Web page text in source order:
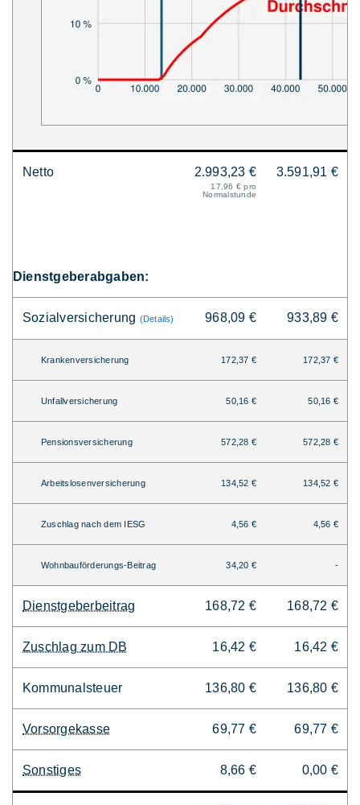
Netto 2.993,23 €
17,96 € pro
Normalstunde
3.591,91 €
Dienstgeberabgaben:
Sozialversicherung (Details) 968,09 € 933,89 €
Krankenversicherung 172,37 € 172,37 €
Unfallversicherung 50,16 € 50,16 €
Pensionsversicherung 572,28 € 572,28 €
Arbeitslosenversicherung 134,52 € 134,52 €
Zuschlag nach dem IESG 4,56 € 4,56 €
Wohnbauförderungs-Beitrag 34,20 € -
Dienstgeberbeitrag 168,72 € 168,72 €
Zuschlag zum DB 16,42 € 16,42 €
Kommunalsteuer 136,80 € 136,80 €
Vorsorgekasse 69,77 € 69,77 €
Sonstiges 8,66 € 0,00 €